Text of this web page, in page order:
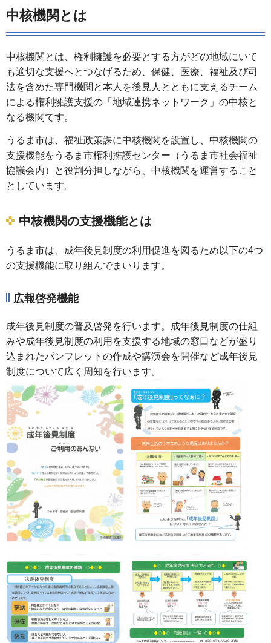
中核機関とは
中核機関とは、権利擁護を必要とする方がどの地域にいて
も適切な支援へとつなげるため、保健、医療、福祉及び司
法を含めた専門機関と本人を後見人とともに支えるチーム
による権利擁護支援の「地域連携ネットワーク」の中核と
なる機関です。
うるま市は、福祉政策課に中核機関を設置し、中核機関の
支援機能をうるま市権利擁護センター（うるま市社会福祉
協議会内）と役割分担しながら、中核機関を運営すること
としています。
中核機関の支援機能とは
うるま市は、成年後見制度の利用促進を図るため以下の4つ
の支援機能に取り組んでまいります。
広報啓発機能
成年後見制度の普及啓発を行います。成年後見制度の仕組
みや成年後見制度の利用を支援する地域の窓口などが盛り
込まれたパンフレットの作成や講演会を開催など成年後見
制度について広く周知を行います。